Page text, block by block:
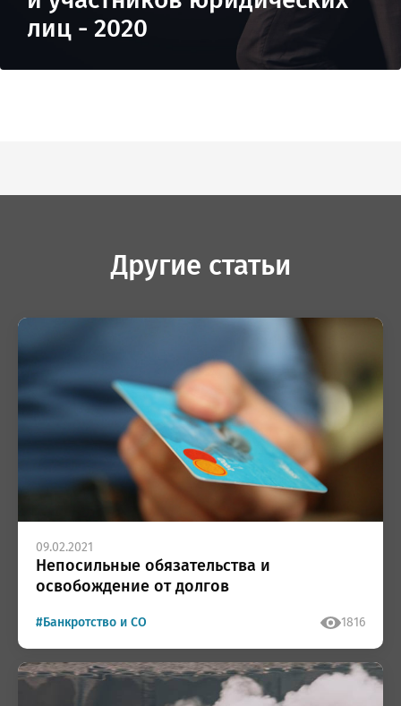
лиц - 2020
Другие статьи
09.02.2021
Непосильные обязательства и
освобождение от долгов
#Банкротство и СО 1816